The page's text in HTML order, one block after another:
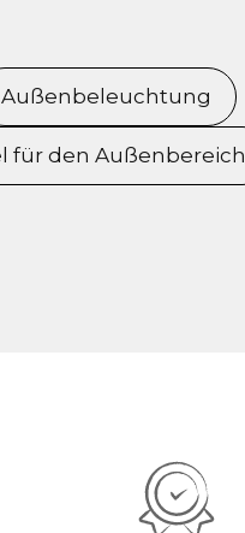
Außenbeleuchtung
für den Außenbereich